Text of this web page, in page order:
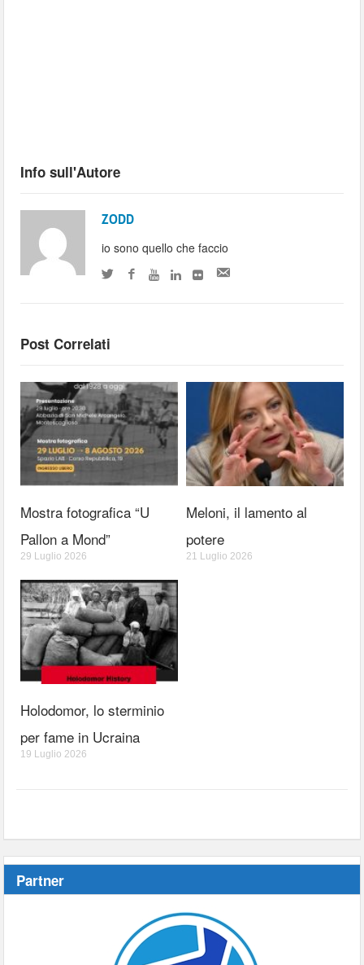
Info sull'Autore
ZODD
io sono quello che faccio
Post Correlati
Mostra fotografica “U
Pallon a Mond”
29 Luglio 2026
Meloni, il lamento al
potere
21 Luglio 2026
Holodomor, lo sterminio
per fame in Ucraina
19 Luglio 2026
Partner